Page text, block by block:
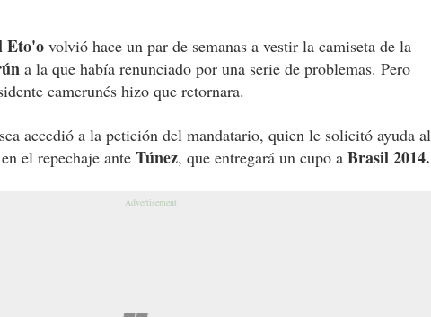
Eto'o volvió hace un par de semanas a vestir la camiseta de la
a la que había renunciado por una serie de problemas. Pero
camerunés hizo que retornara.
accedió a la petición del mandatario, quien le solicitó ayuda al
el repechaje ante Túnez, que entregará un cupo a Brasil 2014.